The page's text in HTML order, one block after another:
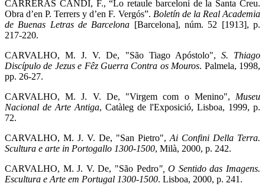
CARRERAS CANDI, F., “Lo retaule barceloní de la Santa Creu.
Obra d’en P. Terrers y d’en F. Vergós”. Boletín de la Real Academia
de Buenas Letras de Barcelona [Barcelona], núm. 52 [1913], p.
217-220.
CARVALHO, M. J. V. De, "São Tiago Apóstolo", S. Thiago
Discípulo de Jezus e Fêz Guerra Contra os Mouros. Palmela, 1998,
pp. 26-27.
CARVALHO, M. J. V. De, "Virgem com o Menino", Museu
Nacional de Arte Antiga, Catàleg de l'Exposició, Lisboa, 1999, p.
72.
CARVALHO, M. J. V. De, "San Pietro", Ai Confini Della Terra.
Scultura e arte in Portogallo 1300-1500, Milà, 2000, p. 242.
CARVALHO, M. J. V. De, "São Pedro", O Sentido das Imagens.
Escultura e Arte em Portugal 1300-1500. Lisboa, 2000, p. 241.